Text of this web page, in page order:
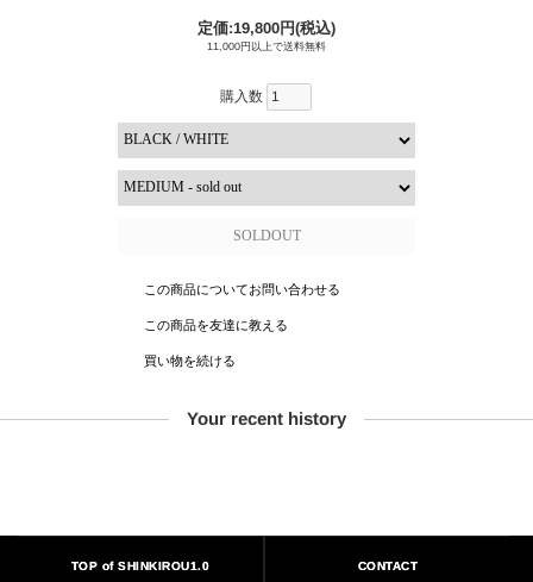
定価:19,800円(税込)
11,000円以上で送料無料
購入数
この商品についてお問い合わせる
この商品を友達に教える
買い物を続ける
Your recent history
TOP of SHINKIROU1.0 CONTACT